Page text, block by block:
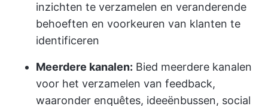
inzichten te verzamelen en veranderende
behoeften en voorkeuren van klanten te
identificeren
Meerdere kanalen: Bied meerdere kanalen
voor het verzamelen van feedback,
waaronder enquêtes, ideeënbussen, social